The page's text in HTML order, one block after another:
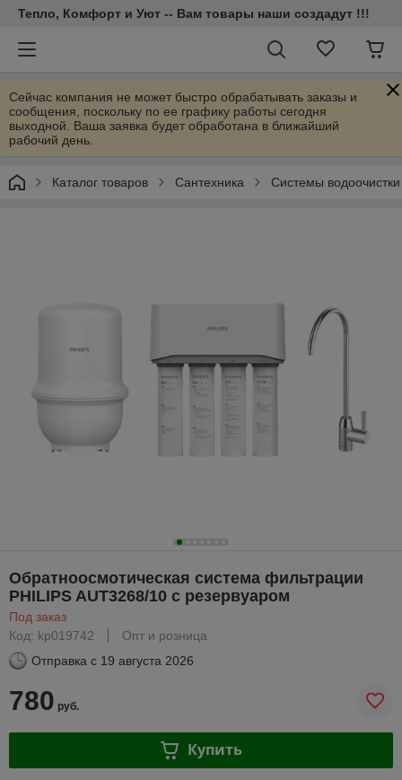
Тепло, Комфорт и Уют -- Вам товары наши создадут !!!
Сейчас компания не может быстро обрабатывать заказы и
сообщения, поскольку по ее графику работы сегодня
выходной. Ваша заявка будет обработана в ближайший
рабочий день.
Каталог товаров Cантехника Системы водоочистки
Обратноосмотическая система фильтрации
PHILIPS AUT3268/10 с резервуаром
Под заказ
Код: kp019742
Опт и розница
Отправка с 19 августа 2026
780 руб.
Купить